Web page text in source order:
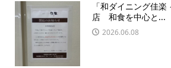
「和ダイニング佳
店 和食を中心と...
2026.06.08